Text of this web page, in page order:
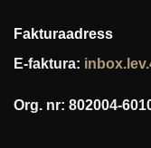
Fakturaadress
E-faktura:
Org. nr: 802004-